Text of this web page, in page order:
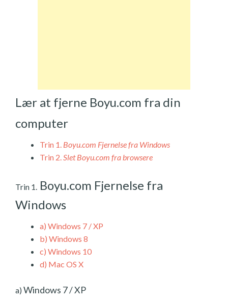
Lær at fjerne Boyu.com fra din
computer
Trin 1. Boyu.com Fjernelse fra Windows
Trin 2.Slet Boyu.com fra browsere
Trin 1. Boyu.com Fjernelse fra
Windows
a) Windows 7 / XP
b) Windows 8
c) Windows 10
d) Mac OS X
a) Windows 7 / XP